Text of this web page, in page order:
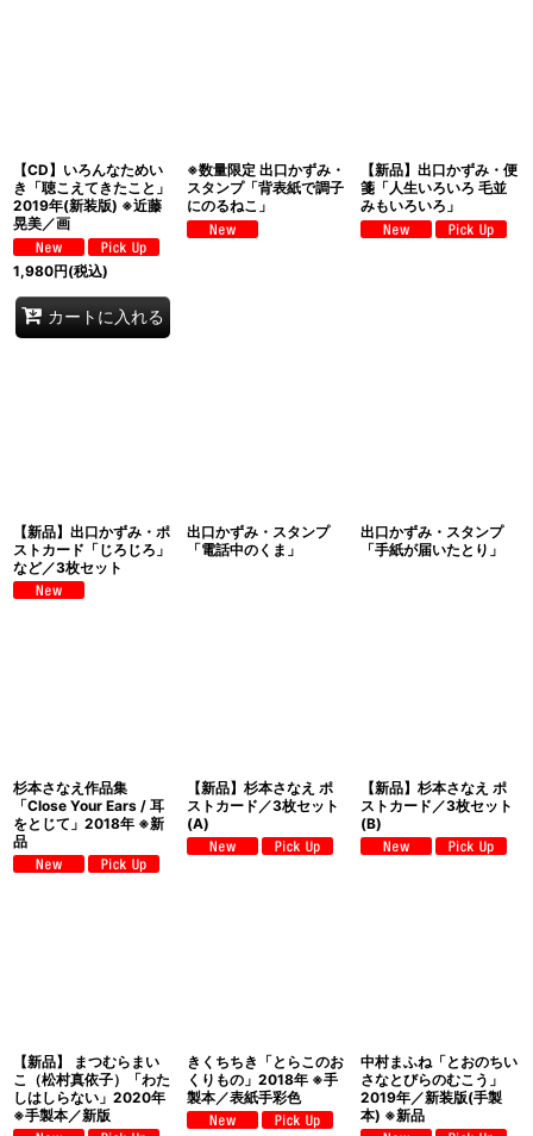
【CD】いろんなためい
き「聴こえてきたこと」
2019年(新装版) ※近藤
晃美／画
1,980円(税込)
カートに入れる
※数量限定 出口かずみ・
スタンプ「背表紙で調子
にのるねこ」
【新品】出口かずみ・便
箋「人生いろいろ 毛並
みもいろいろ」
【新品】出口かずみ・ポ
ストカード「じろじろ」
など／3枚セット
出口かずみ・スタンプ
「電話中のくま」
出口かずみ・スタンプ
「手紙が届いたとり」
杉本さなえ作品集
「Close Your Ears / 耳
をとじて」2018年 ※新
品
【新品】杉本さなえ ポ
ストカード／3枚セット
(A)
【新品】杉本さなえ ポ
ストカード／3枚セット
(B)
【新品】 まつむらまい
こ（松村真依子）「わた
しはしらない」2020年
※手製本／新版
きくちちき「とらこのお
くりもの」2018年 ※手
製本／表紙手彩色
中村まふね「とおのちい
さなとびらのむこう」
2019年／新装版(手製
本) ※新品